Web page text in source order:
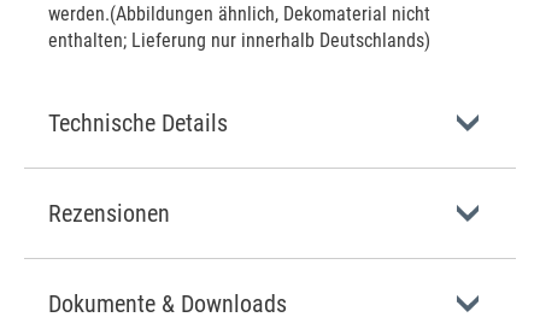
werden.(Abbildungen ähnlich, Dekomaterial nicht
enthalten; Lieferung nur innerhalb Deutschlands)
Technische Details
Rezensionen
Dokumente & Downloads